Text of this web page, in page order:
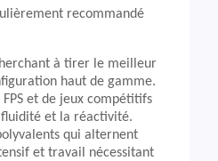
recommandé
à tirer le meilleur
haut de gamme.
FPS et de jeux compétitifs
et la réactivité.
qui alternent
et travail nécessitant